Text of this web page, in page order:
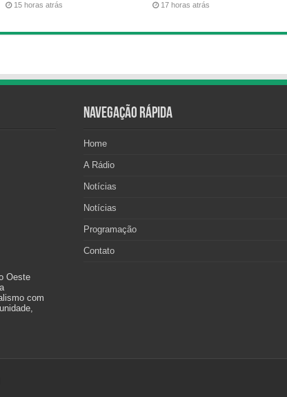
15 horas atrás 17 horas atrás
Oeste
com
Navegação Rápida
Home
A Rádio
Notícias
Notícias
Programação
Contato